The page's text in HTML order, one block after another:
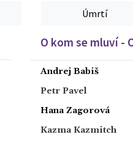
Úmrtí
O kom se mluví -
Andrej Babiš
Petr Pavel
Hana Zagorová
Kazma Kazmitch